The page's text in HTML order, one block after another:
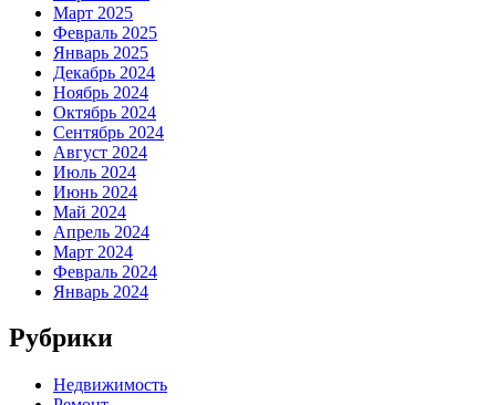
Март 2025
Февраль 2025
Январь 2025
Декабрь 2024
Ноябрь 2024
Октябрь 2024
Сентябрь 2024
Август 2024
Июль 2024
Июнь 2024
Май 2024
Апрель 2024
Март 2024
Февраль 2024
Январь 2024
Рубрики
Недвижимость